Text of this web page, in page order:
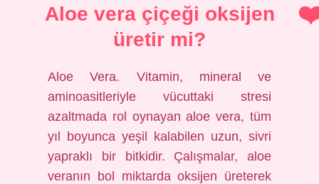
Aloe vera çiçeği oksijen
üretir mi?
Aloe Vera. Vitamin, mineral ve
aminoasitleriyle vücuttaki stresi
azaltmada rol oynayan aloe vera, tüm
yıl boyunca yeşil kalabilen uzun, sivri
yapraklı bir bitkidir. Çalışmalar, aloe
veranın bol miktarda oksijen üreterek